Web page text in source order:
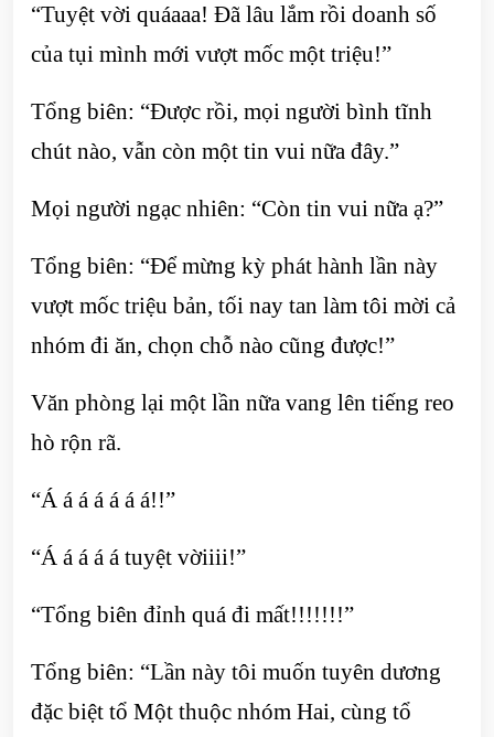
“Tuyệt vời quáaaa! Đã lâu lắm rồi doanh số
của tụi mình mới vượt mốc một triệu!”
Tổng biên: “Được rồi, mọi người bình tĩnh
chút nào, vẫn còn một tin vui nữa đây.”
Mọi người ngạc nhiên: “Còn tin vui nữa ạ?”
Tổng biên: “Để mừng kỳ phát hành lần này
vượt mốc triệu bản, tối nay tan làm tôi mời cả
nhóm đi ăn, chọn chỗ nào cũng được!”
Văn phòng lại một lần nữa vang lên tiếng reo
hò rộn rã.
“Á á á á á á á!!”
“Á á á á á tuyệt vờiiii!”
“Tổng biên đỉnh quá đi mất!!!!!!!”
Tổng biên: “Lần này tôi muốn tuyên dương
đặc biệt tổ Một thuộc nhóm Hai, cùng tổ